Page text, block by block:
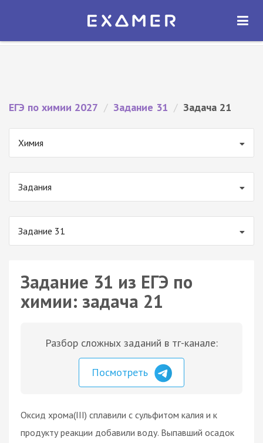
Экзамер — ЕГЭ 2027
ОТКРЫТЬ
ЕГЭ по химии 2027 / Задание 31 / Задача 21
Химия
Задания
Задание 31
Задание 31 из ЕГЭ по
химии: задача 21
Разбор сложных заданий в тг-канале:
Посмотреть
Оксид хрома(III) сплавили с сульфитом калия и к
продукту реакции добавили воду. Выпавший осадок